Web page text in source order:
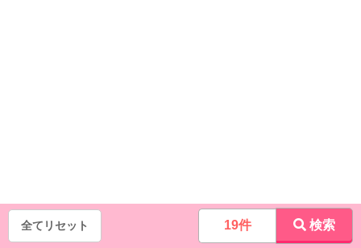
全てリセット 19件 検索